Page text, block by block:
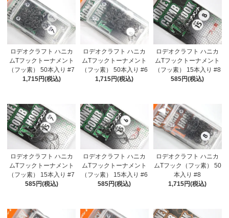
ロデオクラフト ハニカ
ムTフックトーナメント
（フッ素） 50本入り #7
1,715円(税込)
ロデオクラフト ハニカ
ムTフックトーナメント
（フッ素） 50本入り #6
1,715円(税込)
ロデオクラフト ハニカ
ムTフックトーナメント
（フッ素） 15本入り #8
585円(税込)
ロデオクラフト ハニカ
ムTフックトーナメント
（フッ素） 15本入り #7
585円(税込)
ロデオクラフト ハニカ
ムTフックトーナメント
（フッ素） 15本入り #6
585円(税込)
ロデオクラフト ハニカ
ムTフック（フッ素） 50
本入り #8
1,715円(税込)